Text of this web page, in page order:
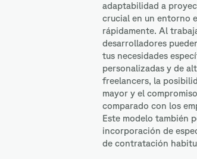
adaptabilidad a
crucial en un entorno
rápidamente. Al
desarrolladores
tus necesidades
personalizadas y de
freelancers, la
mayor y el
comparado con los
Este modelo también
incorporación de
de contratación